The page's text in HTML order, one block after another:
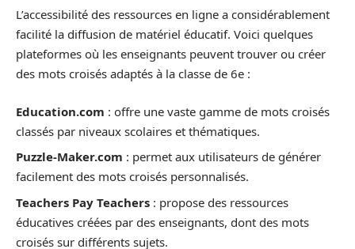
L’accessibilité des ressources en ligne a considérablement
facilité la diffusion de matériel éducatif. Voici quelques
plateformes où les enseignants peuvent trouver ou créer
des mots croisés adaptés à la classe de 6e :
Education.com : offre une vaste gamme de mots croisés
classés par niveaux scolaires et thématiques.
Puzzle-Maker.com : permet aux utilisateurs de générer
facilement des mots croisés personnalisés.
Teachers Pay Teachers : propose des ressources
éducatives créées par des enseignants, dont des mots
croisés sur différents sujets.